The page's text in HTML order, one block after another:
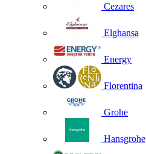
Cezares
Elghansa
Energy
Florentina
Grohe
Hansgrohe